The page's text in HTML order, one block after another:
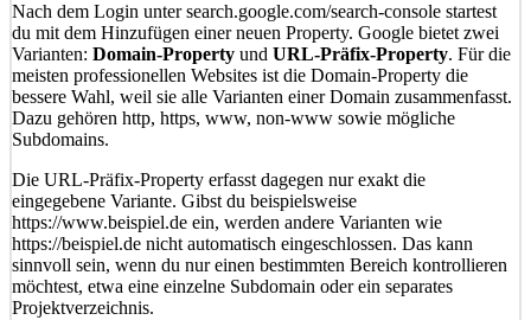
Nach dem Login unter search.google.com/search-console startest
du mit dem Hinzufügen einer neuen Property. Google bietet zwei
Varianten: Domain-Property und URL-Präfix-Property. Für die
meisten professionellen Websites ist die Domain-Property die
bessere Wahl, weil sie alle Varianten einer Domain zusammenfasst.
Dazu gehören http, https, www, non-www sowie mögliche
Subdomains.
Die URL-Präfix-Property erfasst dagegen nur exakt die
eingegebene Variante. Gibst du beispielsweise
https://www.beispiel.de ein, werden andere Varianten wie
https://beispiel.de nicht automatisch eingeschlossen. Das kann
sinnvoll sein, wenn du nur einen bestimmten Bereich kontrollieren
möchtest, etwa eine einzelne Subdomain oder ein separates
Projektverzeichnis.